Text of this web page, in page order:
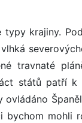
krajiny.
travnaté
států patří k
bychom mohli